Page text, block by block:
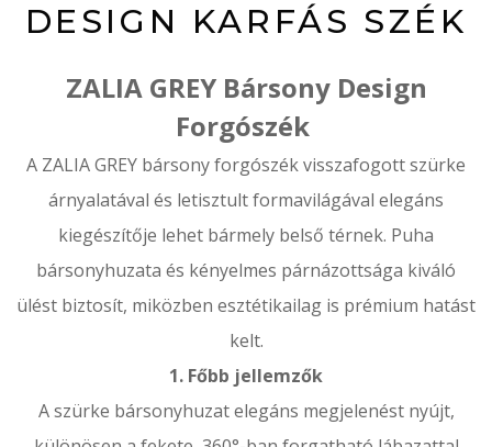
DESIGN KARFÁS SZÉK
ZALIA GREY Bársony Design
Forgószék
A ZALIA GREY bársony forgószék visszafogott szürke
árnyalatával és letisztult formavilágával elegáns
kiegészítője lehet bármely belső térnek. Puha
bársonyhuzata és kényelmes párnázottsága kiváló
ülést biztosít, miközben esztétikailag is prémium hatást
kelt.
1. Főbb jellemzők
A szürke bársonyhuzat elegáns megjelenést nyújt,